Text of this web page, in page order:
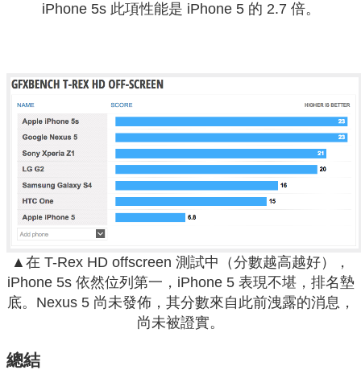
iPhone 5s 此項性能是 iPhone 5 的 2.7 倍。
▲在 T-Rex HD offscreen 測試中（分數越高越好），
iPhone 5s 依然位列第一，iPhone 5 表現不堪，排名墊
底。Nexus 5 尚未發佈，其分數來自此前洩露的消息，
尚未被證實。
總結